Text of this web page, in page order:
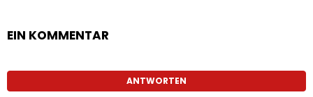
EIN KOMMENTAR
ANTWORTEN